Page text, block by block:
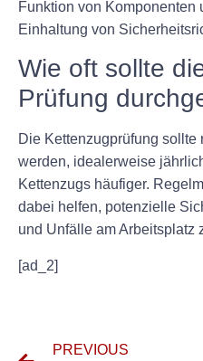
Funktion von
Einhaltung von
Wie oft sollte
Prüfung
Die Kettenzugprüfung
werden, idealerweise
Kettenzugs häufiger.
dabei helfen, potenzielle
und Unfälle am Arbeitsplatz
[ad_2]
PREVIOUS